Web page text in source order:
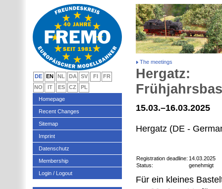
The meetings
Hergatz:
15.03.–16.03.2025
Hergatz (DE -
Registration deadline: 14.03.2025
Status:
genehmigt
Für ein kleines
DE EN NL DA SV FI
FR
NO
IT ES CZ
PL
Homepage
Recent Changes
Sitemap
Imprint
Datenschutz
Membership
Login / Logout